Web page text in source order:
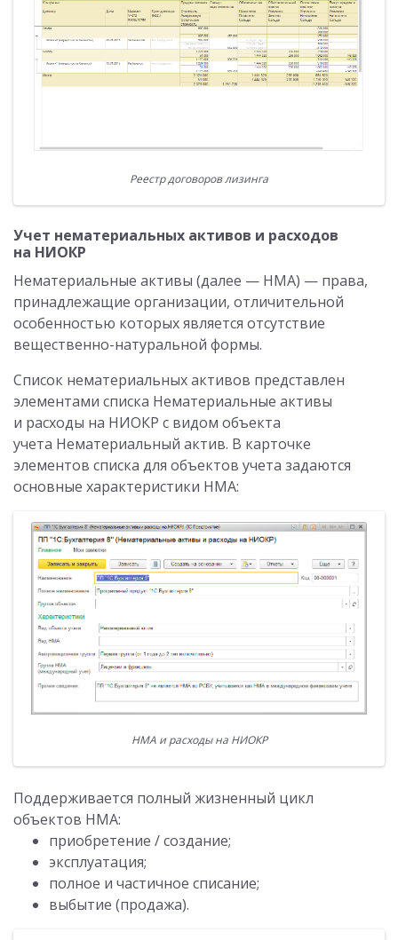
Реестр договоров лизинга
Учет нематериальных активов и расходов
на НИОКР
Нематериальные активы (далее — НМА) — права,
принадлежащие организации, отличительной
особенностью которых является отсутствие
вещественно-натуральной формы.
Список нематериальных активов представлен
элементами списка Нематериальные активы
и расходы на НИОКР с видом объекта
учета Нематериальный актив. В карточке
элементов списка для объектов учета задаются
основные характеристики НМА:
НМА и расходы на НИОКР
Поддерживается полный жизненный цикл
объектов НМА:
приобретение / создание;
эксплуатация;
полное и частичное списание;
выбытие (продажа).